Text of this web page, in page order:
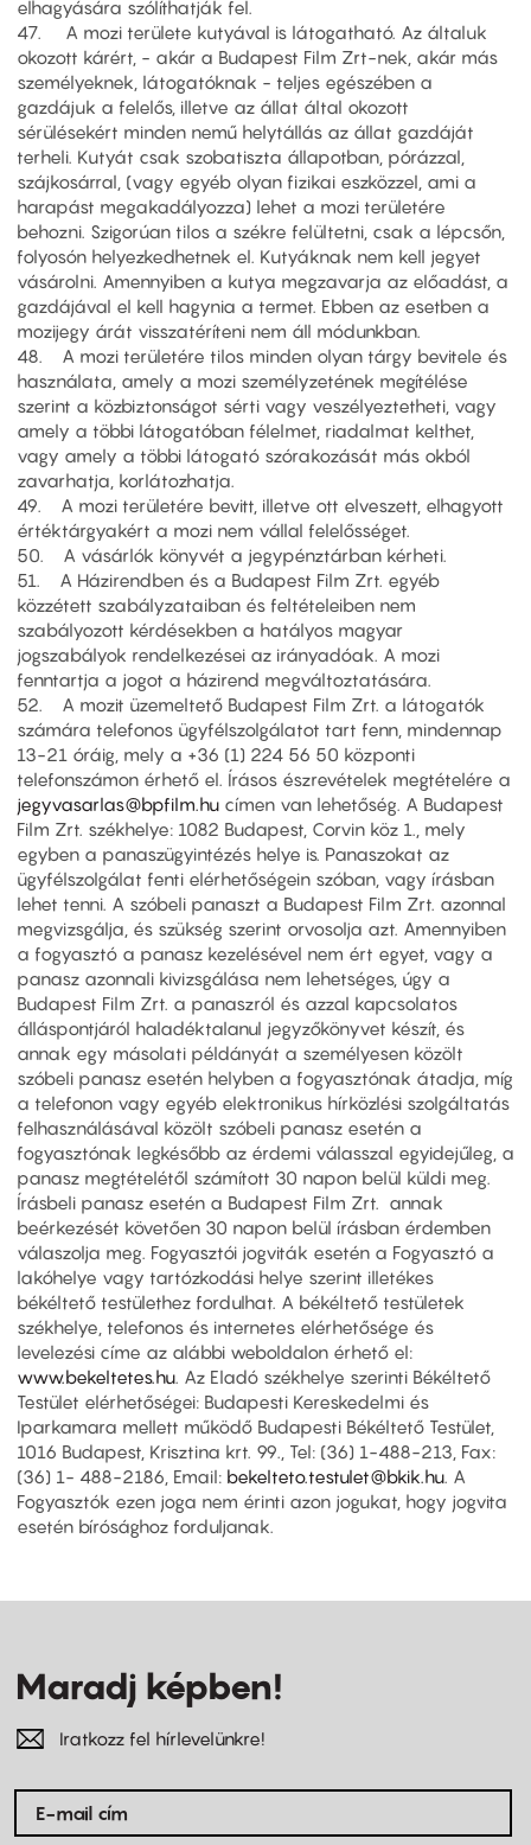
elhagyására szólíthatják fel.
47. A mozi területe kutyával is látogatható. Az általuk
okozott kárért, - akár a Budapest Film Zrt-nek, akár más
személyeknek, látogatóknak - teljes egészében a
gazdájuk a felelős, illetve az állat által okozott
sérülésekért minden nemű helytállás az állat gazdáját
terheli. Kutyát csak szobatiszta állapotban, pórázzal,
szájkosárral, (vagy egyéb olyan fizikai eszközzel, ami a
harapást megakadályozza) lehet a mozi területére
behozni. Szigorúan tilos a székre felültetni, csak a lépcsőn,
folyosón helyezkedhetnek el. Kutyáknak nem kell jegyet
vásárolni. Amennyiben a kutya megzavarja az előadást, a
gazdájával el kell hagynia a termet. Ebben az esetben a
mozijegy árát visszatéríteni nem áll módunkban.
48. A mozi területére tilos minden olyan tárgy bevitele és
használata, amely a mozi személyzetének megítélése
szerint a közbiztonságot sérti vagy veszélyeztetheti, vagy
amely a többi látogatóban félelmet, riadalmat kelthet,
vagy amely a többi látogató szórakozását más okból
zavarhatja, korlátozhatja.
49. A mozi területére bevitt, illetve ott elveszett, elhagyott
értéktárgyakért a mozi nem vállal felelősséget.
50. A vásárlók könyvét a jegypénztárban kérheti.
51. A Házirendben és a Budapest Film Zrt. egyéb
közzétett szabályzataiban és feltételeiben nem
szabályozott kérdésekben a hatályos magyar
jogszabályok rendelkezései az irányadóak. A mozi
fenntartja a jogot a házirend megváltoztatására.
52. A mozit üzemeltető Budapest Film Zrt. a látogatók
számára telefonos ügyfélszolgálatot tart fenn, mindennap
13-21 óráig, mely a +36 (1) 224 56 50 központi
telefonszámon érhető el. Írásos észrevételek megtételére a
jegyvasarlas@bpfilm.hu címen van lehetőség. A Budapest
Film Zrt. székhelye: 1082 Budapest, Corvin köz 1., mely
egyben a panaszügyintézés helye is. Panaszokat az
ügyfélszolgálat fenti elérhetőségein szóban, vagy írásban
lehet tenni. A szóbeli panaszt a Budapest Film Zrt. azonnal
megvizsgálja, és szükség szerint orvosolja azt. Amennyiben
a fogyasztó a panasz kezelésével nem ért egyet, vagy a
panasz azonnali kivizsgálása nem lehetséges, úgy a
Budapest Film Zrt. a panaszról és azzal kapcsolatos
álláspontjáról haladéktalanul jegyzőkönyvet készít, és
annak egy másolati példányát a személyesen közölt
szóbeli panasz esetén helyben a fogyasztónak átadja, míg
a telefonon vagy egyéb elektronikus hírközlési szolgáltatás
felhasználásával közölt szóbeli panasz esetén a
fogyasztónak legkésőbb az érdemi válasszal egyidejűleg, a
panasz megtételétől számított 30 napon belül küldi meg.
Írásbeli panasz esetén a Budapest Film Zrt. annak
beérkezését követően 30 napon belül írásban érdemben
válaszolja meg. Fogyasztói jogviták esetén a Fogyasztó a
lakóhelye vagy tartózkodási helye szerint illetékes
békéltető testülethez fordulhat. A békéltető testületek
székhelye, telefonos és internetes elérhetősége és
levelezési címe az alábbi weboldalon érhető el:
www.bekeltetes.hu. Az Eladó székhelye szerinti Békéltető
Testület elérhetőségei: Budapesti Kereskedelmi és
Iparkamara mellett működő Budapesti Békéltető Testület,
1016 Budapest, Krisztina krt. 99., Tel: (36) 1-488-213, Fax:
(36) 1- 488-2186, Email: bekelteto.testulet@bkik.hu. A
Fogyasztók ezen joga nem érinti azon jogukat, hogy jogvita
esetén bírósághoz forduljanak.
Maradj képben!
Iratkozz fel hírlevelünkre!